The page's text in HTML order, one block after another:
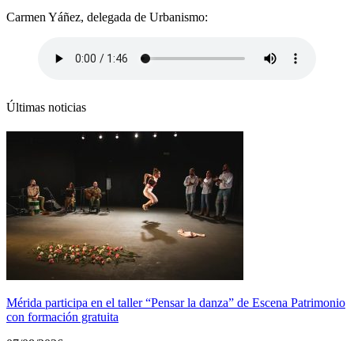
Carmen Yáñez, delegada de Urbanismo:
Últimas noticias
Mérida participa en el taller “Pensar la danza” de Escena Patrimonio
con formación gratuita